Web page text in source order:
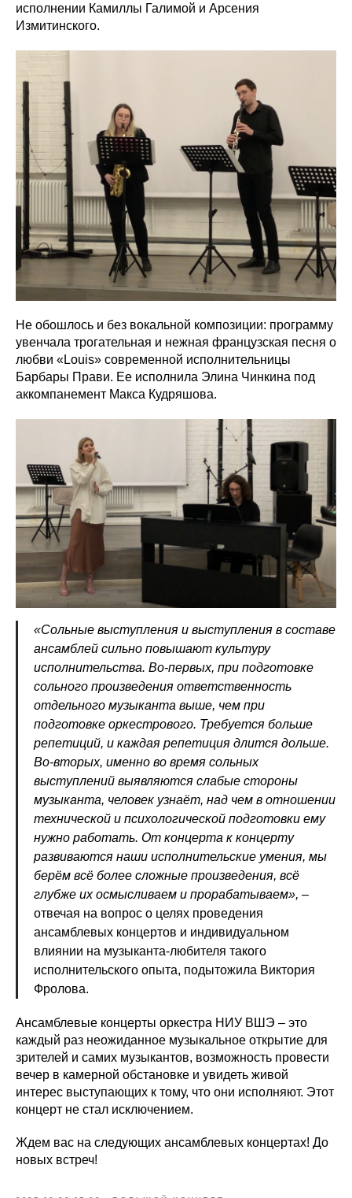
исполнении Камиллы Галимой и Арсения
Измитинского.
Не обошлось и без вокальной композиции: программу
увенчала трогательная и нежная французская песня о
любви «Louis» современной исполнительницы
Барбары Прави. Ее исполнила Элина Чинкина под
аккомпанемент Макса Кудряшова.
«Сольные выступления и выступления в составе
ансамблей сильно повышают культуру
исполнительства. Во-первых, при подготовке
сольного произведения ответственность
отдельного музыканта выше, чем при
подготовке оркестрового. Требуется больше
репетиций, и каждая репетиция длится дольше.
Во-вторых, именно во время сольных
выступлений выявляются слабые стороны
музыканта, человек узнаёт, над чем в отношении
технической и психологической подготовки ему
нужно работать. От концерта к концерту
развиваются наши исполнительские умения, мы
берём всё более сложные произведения, всё
глубже их осмысливаем и прорабатываем», –
отвечая на вопрос о целях проведения
ансамблевых концертов и индивидуальном
влиянии на музыканта-любителя такого
исполнительского опыта, подытожила Виктория
Фролова.
Ансамблевые концерты оркестра НИУ ВШЭ – это
каждый раз неожиданное музыкальное открытие для
зрителей и самих музыкантов, возможность провести
вечер в камерной обстановке и увидеть живой
интерес выступающих к тому, что они исполняют. Этот
концерт не стал исключением.
Ждем вас на следующих ансамблевых концертах! До
новых встреч!